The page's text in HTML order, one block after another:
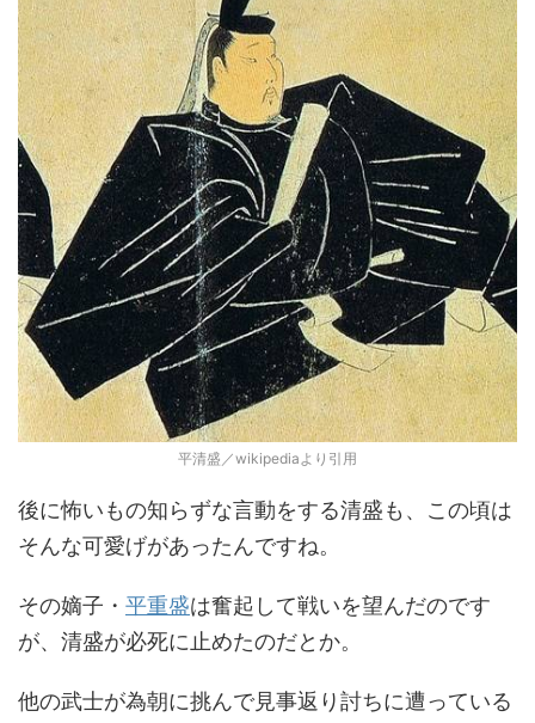
平清盛／wikipediaより引用
後に怖いもの知らずな言動をする清盛も、この頃は
そんな可愛げがあったんですね。
その嫡子・ 平重盛は奮起して戦いを望んだのです
が、清盛が必死に止めたのだとか。
他の武士が為朝に挑んで見事返り討ちに遭っている